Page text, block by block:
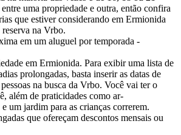
uma propriedade e outra, então confira
que estiver considerando em Ermionida
na Vrbo.
em um aluguel por temporada -
em Ermionida. Para exibir uma lista de
prolongadas, basta inserir as datas de
na busca da Vrbo. Você vai ter o
além de praticidades como ar-
um jardim para as crianças correrem.
que ofereçam descontos mensais ou